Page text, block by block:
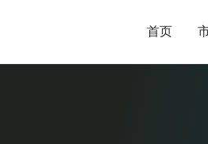
首页